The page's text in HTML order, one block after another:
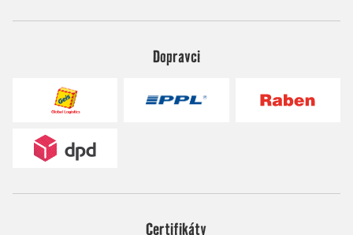
Dopravci
Certifikáty